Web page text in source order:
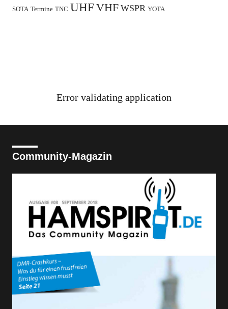
SOTA Termine TNC UHF VHF WSPR YOTA
Error validating application
Community-Magazin